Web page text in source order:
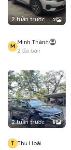
2 tuần trước 2
M
Minh Thành
2 đã bán
2 tuần trước 5
T Thu Hoài